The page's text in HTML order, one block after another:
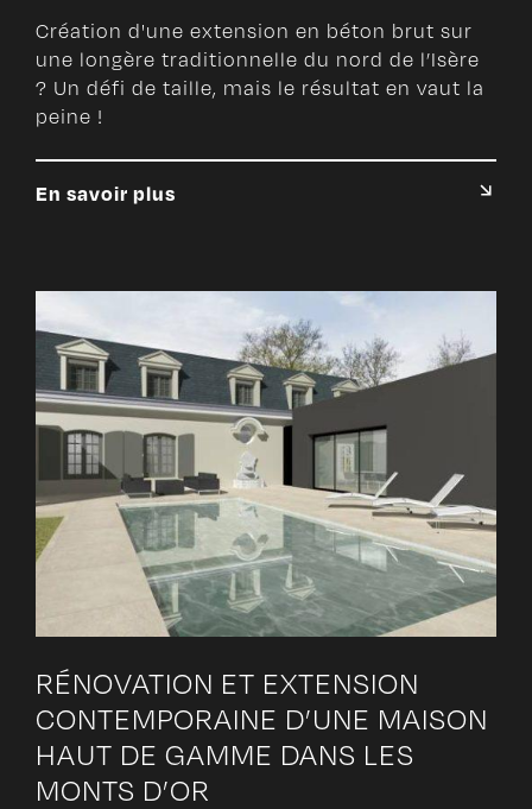
Création d'une extension en béton brut sur
une longère traditionnelle du nord de l’Isère
? Un défi de taille, mais le résultat en vaut la
peine !
En savoir plus
RÉNOVATION ET EXTENSION
CONTEMPORAINE D’UNE MAISON
HAUT DE GAMME DANS LES
MONTS D’OR